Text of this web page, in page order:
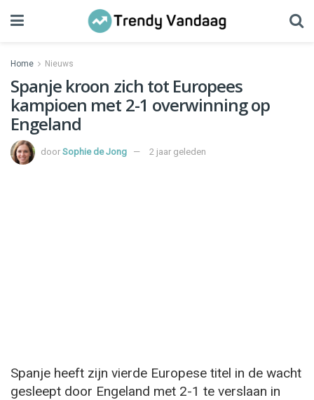
Home Nieuws
Spanje kroon zich tot Europees
kampioen met 2-1 overwinning op
Engeland
door Sophie de Jong 2 jaar geleden
Spanje heeft zijn vierde Europese titel in de wacht
gesleept door Engeland met 2-1 te verslaan in